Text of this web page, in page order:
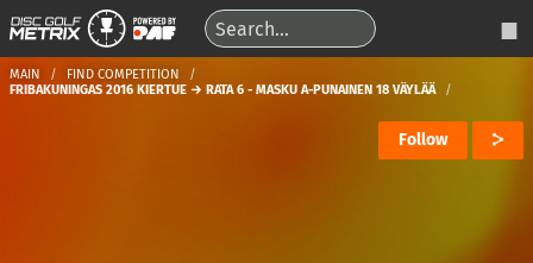
MAIN
FIND COMPETITION
FRIBAKUNINGAS 2016 KIERTUE → RATA 6 - MASKU A-PUNAINEN 18 VÄYLÄÄ
Follow